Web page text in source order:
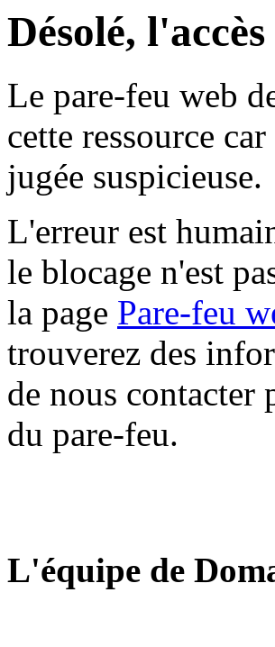
Désolé,
Le pare-feu web
cette ressource
jugée suspicieuse.
L'erreur est
le blocage n'est
la page Pare-feu
trouverez des
de nous contacter
du pare-feu.
L'équipe de